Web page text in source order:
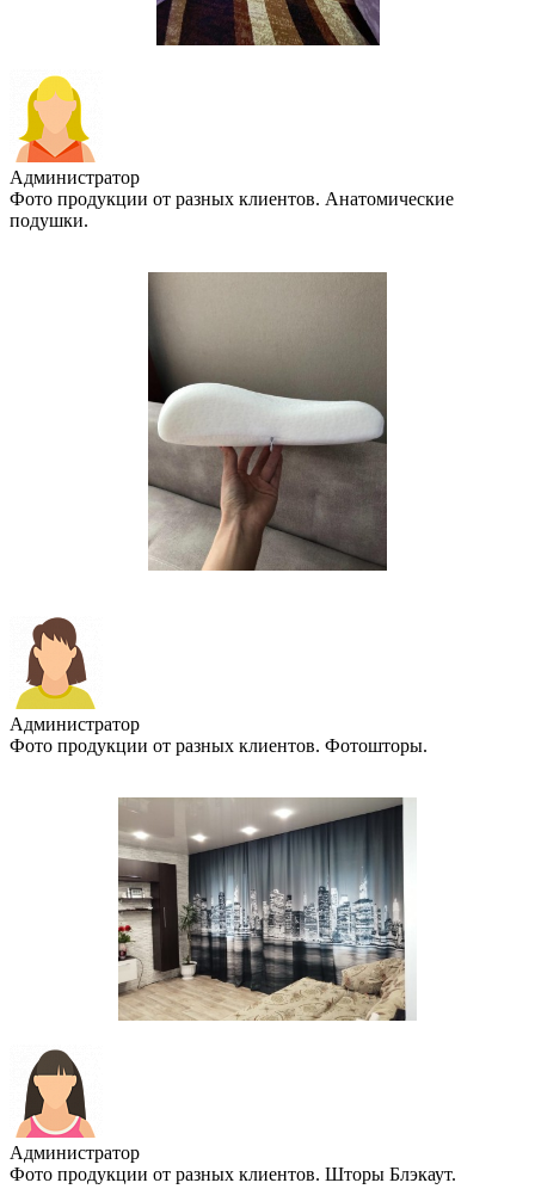
Администратор
Фото продукции от разных клиентов. Анатомические
подушки.
Администратор
Фото продукции от разных клиентов. Фотошторы.
Администратор
Фото продукции от разных клиентов. Шторы Блэкаут.